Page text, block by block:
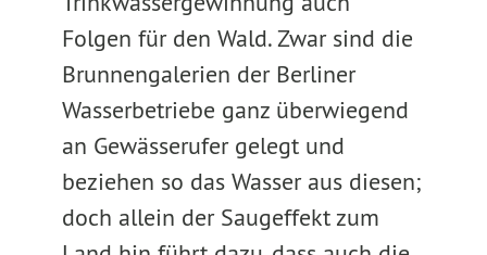
Folgen für den Wald. Zwar sind die
Brunnengalerien der Berliner
Wasserbetriebe ganz überwiegend
an Gewässerufer gelegt und
beziehen so das Wasser aus diesen;
doch allein der Saugeffekt zum